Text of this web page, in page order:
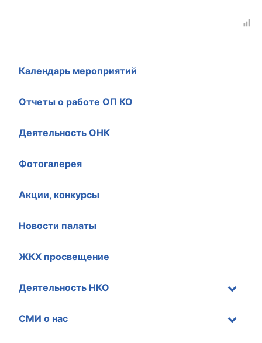
Календарь мероприятий
Отчеты о работе ОП КО
Деятельность ОНК
Фотогалерея
Акции, конкурсы
Новости палаты
ЖКХ просвещение
Деятельность НКО
СМИ о нас